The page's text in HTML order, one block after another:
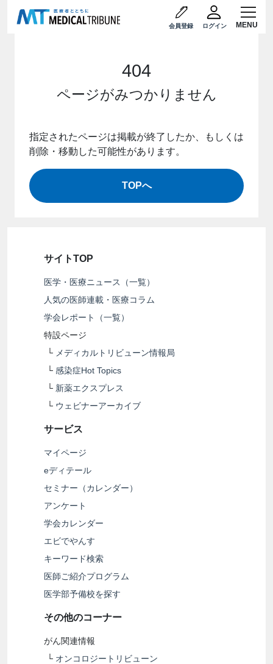
会員登録 ログイン
404
ページがみつかりません
指定されたページは掲載が終了したか、もしくは
削除・移動した可能性があります。
TOPへ
サイトTOP
医学・医療ニュース（一覧）
人気の医師連載・医療コラム
学会レポート（一覧）
特設ページ
└ メディカルトリビューン情報局
└ 感染症Hot Topics
└ 新薬エクスプレス
└ ウェビナーアーカイブ
サービス
マイページ
eディテール
セミナー（カレンダー）
アンケート
学会カレンダー
エビでやんす
キーワード検索
医師ご紹介プログラム
医学部予備校を探す
その他のコーナー
がん関連情報
└ オンコロジートリビューン